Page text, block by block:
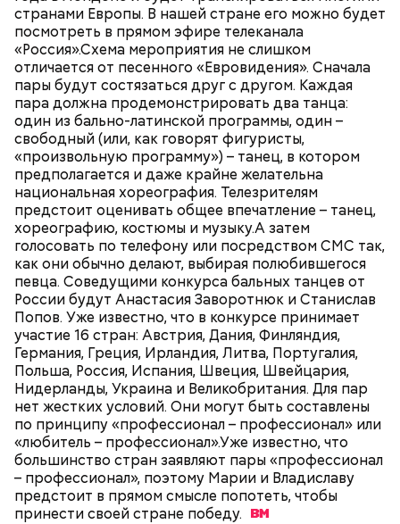
странами Европы. В нашей стране его можно будет
посмотреть в прямом эфире телеканала
«Россия».Схема мероприятия не слишком
отличается от песенного «Евровидения». Сначала
пары будут состязаться друг с другом. Каждая
пара должна продемонстрировать два танца:
один из бально-латинской программы, один –
свободный (или, как говорят фигуристы,
«произвольную программу») – танец, в котором
предполагается и даже крайне желательна
национальная хореография. Телезрителям
предстоит оценивать общее впечатление – танец,
хореографию, костюмы и музыку.А затем
голосовать по телефону или посредством СМС так,
как они обычно делают, выбирая полюбившегося
певца. Соведущими конкурса бальных танцев от
России будут Анастасия Заворотнюк и Станислав
Попов. Уже известно, что в конкурсе принимает
участие 16 стран: Австрия, Дания, Финляндия,
Германия, Греция, Ирландия, Литва, Португалия,
Польша, Россия, Испания, Швеция, Швейцария,
Нидерланды, Украина и Великобритания. Для пар
нет жестких условий. Они могут быть составлены
по принципу «профессионал – профессионал» или
«любитель – профессионал».Уже известно, что
большинство стран заявляют пары «профессионал
– профессионал», поэтому Марии и Владиславу
предстоит в прямом смысле попотеть, чтобы
принести своей стране победу.